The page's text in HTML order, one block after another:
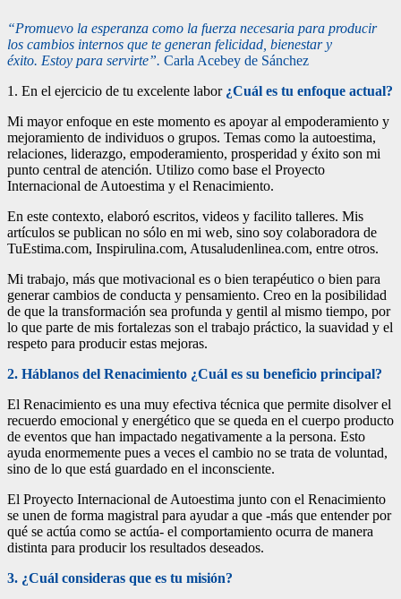
“Promuevo la esperanza como la fuerza necesaria para producir
los cambios internos que te generan felicidad, bienestar y
éxito. Estoy para servirte”. Carla Acebey de Sánchez
1. En el ejercicio de tu excelente labor ¿Cuál es tu enfoque actual?
Mi mayor enfoque en este momento es apoyar al empoderamiento y
mejoramiento de individuos o grupos. Temas como la autoestima,
relaciones, liderazgo, empoderamiento, prosperidad y éxito son mi
punto central de atención. Utilizo como base el Proyecto
Internacional de Autoestima y el Renacimiento.
En este contexto, elaboró escritos, videos y facilito talleres. Mis
artículos se publican no sólo en mi web, sino soy colaboradora de
TuEstima.com, Inspirulina.com, Atusaludenlinea.com, entre otros.
Mi trabajo, más que motivacional es o bien terapéutico o bien para
generar cambios de conducta y pensamiento. Creo en la posibilidad
de que la transformación sea profunda y gentil al mismo tiempo, por
lo que parte de mis fortalezas son el trabajo práctico, la suavidad y el
respeto para producir estas mejoras.
2. Háblanos del Renacimiento ¿Cuál es su beneficio principal?
El Renacimiento es una muy efectiva técnica que permite disolver el
recuerdo emocional y energético que se queda en el cuerpo producto
de eventos que han impactado negativamente a la persona. Esto
ayuda enormemente pues a veces el cambio no se trata de voluntad,
sino de lo que está guardado en el inconsciente.
El Proyecto Internacional de Autoestima junto con el Renacimiento
se unen de forma magistral para ayudar a que -más que entender por
qué se actúa como se actúa- el comportamiento ocurra de manera
distinta para producir los resultados deseados.
3. ¿Cuál consideras que es tu misión?